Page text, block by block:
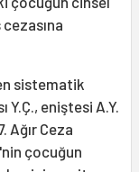
sistematik
eniştesi A.Y.
Ağır Ceza
çocuğun